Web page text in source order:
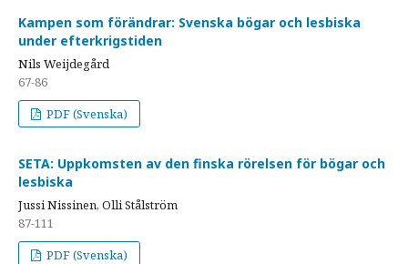
Kampen som förändrar: Svenska bögar och lesbiska
under efterkrigstiden
Nils Weijdegård
67-86
PDF (Svenska)
SETA: Uppkomsten av den finska rörelsen för bögar och
lesbiska
Jussi Nissinen, Olli Stålström
87-111
PDF (Svenska)